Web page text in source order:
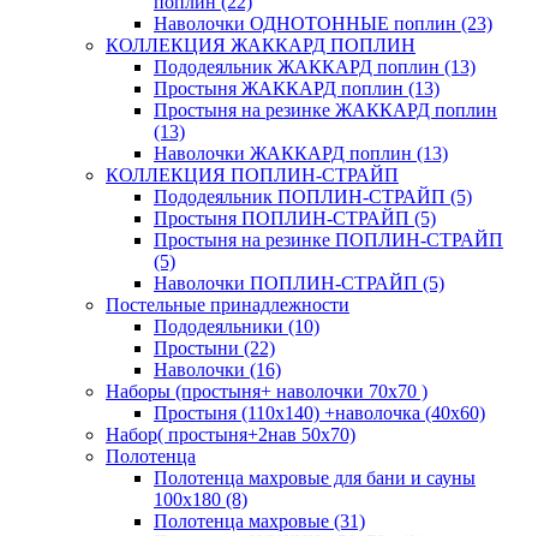
Наволочки ОДНОТОННЫЕ поплин (23)
КОЛЛЕКЦИЯ ЖАККАРД ПОПЛИН
Пододеяльник ЖАККАРД поплин (13)
Простыня ЖАККАРД поплин (13)
Простыня на резинке ЖАККАРД поплин
(13)
Наволочки ЖАККАРД поплин (13)
КОЛЛЕКЦИЯ ПОПЛИН-СТРАЙП
Пододеяльник ПОПЛИН-СТРАЙП (5)
Простыня ПОПЛИН-СТРАЙП (5)
Простыня на резинке ПОПЛИН-СТРАЙП
(5)
Наволочки ПОПЛИН-СТРАЙП (5)
Постельные принадлежности
Пододеяльники (10)
Простыни (22)
Наволочки (16)
Наборы (простыня+ наволочки 70х70 )
Простыня (110х140) +наволочка (40х60)
Набор( простыня+2нав 50х70)
Полотенца
Полотенца махровые для бани и сауны
100х180 (8)
Полотенца махровые (31)